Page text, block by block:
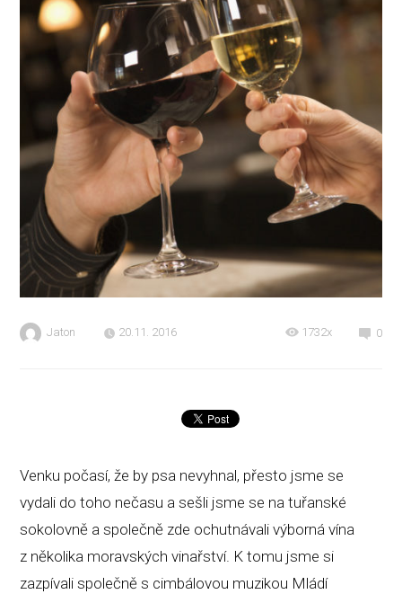
Jaton 20.11. 2016 0
1732x
Venku počasí, že by psa nevyhnal, přesto jsme se
vydali do toho nečasu a sešli jsme se na tuřanské
sokolovně a společně zde ochutnávali výborná vína
z několika moravských vinařství. K tomu jsme si
zazpívali společně s cimbálovou muzikou Mládí